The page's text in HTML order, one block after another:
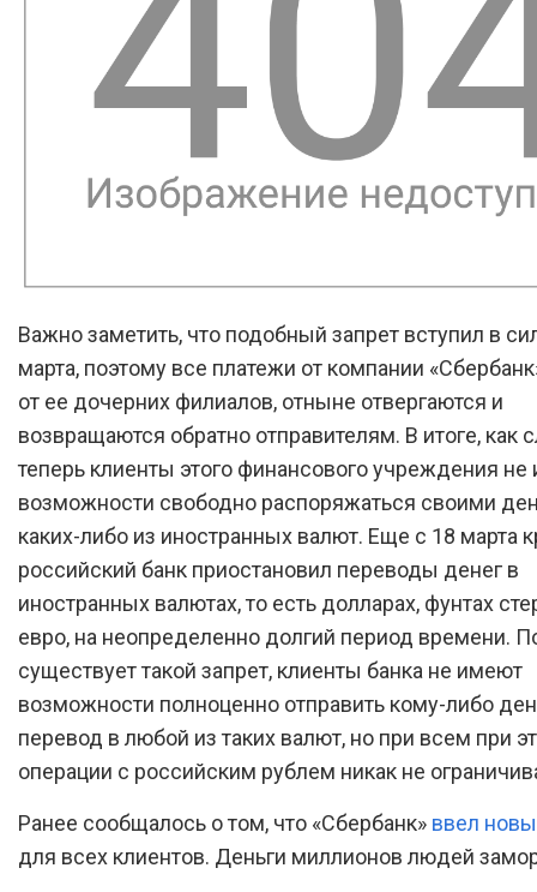
Важно заметить, что подобный запрет вступил в
марта, поэтому все платежи от компании
от ее дочерних филиалов, отныне отвергаются и
возвращаются обратно отправителям. В итоге, как
теперь клиенты этого финансового учреждения
возможности свободно распоряжаться своими
каких-либо из иностранных валют. Еще с 18 марта
российский банк приостановил переводы денег в
иностранных валютах, то есть долларах, фунтах
евро, на неопределенно долгий период времени.
существует такой запрет, клиенты банка не имеют
возможности полноценно отправить кому-либо
перевод в любой из таких валют, но при всем при
операции с российским рублем никак не
Ранее сообщалось о том, что «Сбербанк» ввел
для всех клиентов. Деньги миллионов людей